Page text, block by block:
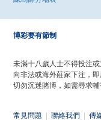
博彩要有節制
未滿十八歲人士不得投注或
向非法或海外莊家下注，即
切勿沉迷賭博，如需尋求
常見問題 聯絡我們 傳